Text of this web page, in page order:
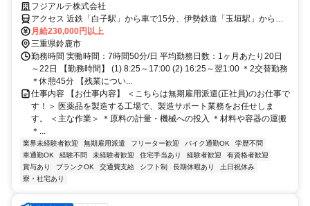
安定して働ける医薬品工場のお仕事！
フジアルテ株式会社
アクセス 近鉄「白子駅」から車で15分、伊勢鉄道「玉垣駅」から車
で8分
月給230,000円以上
三重県鈴鹿市
勤務時間 実働時間：7時間50分/日 平均勤務日数：1ヶ月あたり20日
～22日 【勤務時間】 (1) 8:25～17:00 (2) 16:25～翌1:00 ＊2交替勤務
＊休憩45分 【残業につい...
仕事内容 【お仕事内容】 ＜こちらは無期雇用派遣(正社員)のお仕事で
す！＞ 医薬品を製造する工場で、製造サポート業務をお任せしま
す。 ＜主な作業＞ ＊原料の計量・機械への投入 ＊材料や容器の運搬
＊...
業界未経験者歓迎 無期雇用派遣 フリーター歓迎 バイク通勤OK
学歴不問
車通勤OK
経験不問 未経験者歓迎 住宅手当あり 経験者歓迎
有資格者歓迎
賞与あり
ブランクOK 交通費支給 シフト制 長期休暇あり
土日祝休み
寮・社宅あり